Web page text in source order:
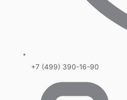
+7 (499) 390-16-90